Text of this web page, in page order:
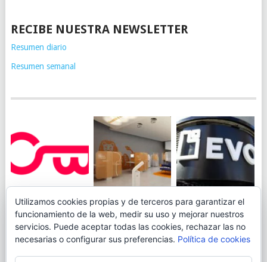
RECIBE NUESTRA NEWSLETTER
Resumen diario
Resumen semanal
JUEGA AL
CANICÓDROMO
DIGITAL DE
OPENBANK
ING TOCA SUELO EN
LA RENTABILIDAD
DE SU CUENTA
NARANJA: 0,01% TAE
EVO BANK
PERMITIRÁ
INGRESAR DINERO
DESDE LAS OFICINAS
Utilizamos cookies propias y de terceros para garantizar el
funcionamiento de la web, medir su uso y mejorar nuestros
servicios. Puede aceptar todas las cookies, rechazar las no
necesarias o configurar sus preferencias. Política de cookies